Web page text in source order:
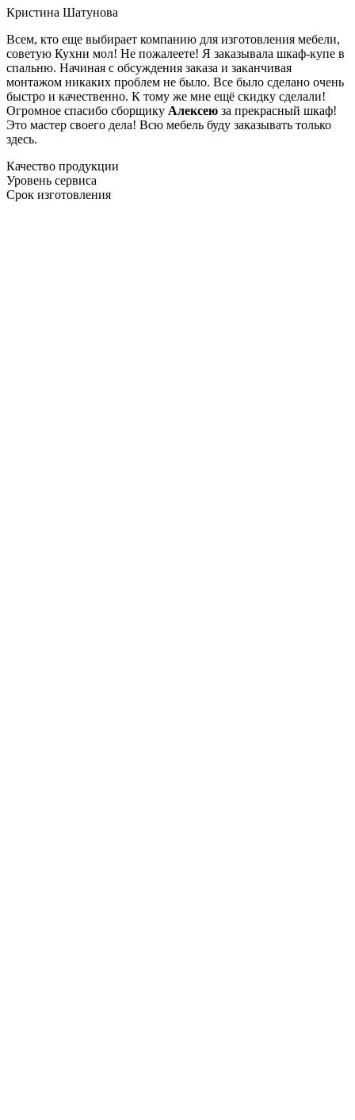
Кристина Шатунова
Всем, кто еще выбирает компанию для изготовления мебели,
советую Кухни мол! Не пожалеете! Я заказывала шкаф-купе в
спальню. Начиная с обсуждения заказа и заканчивая
монтажом никаких проблем не было. Все было сделано очень
быстро и качественно. К тому же мне ещё скидку сделали!
Огромное спасибо сборщику Алексею за прекрасный шкаф!
Это мастер своего дела! Всю мебель буду заказывать только
здесь.
Качество продукции
Уровень сервиса
Срок изготовления